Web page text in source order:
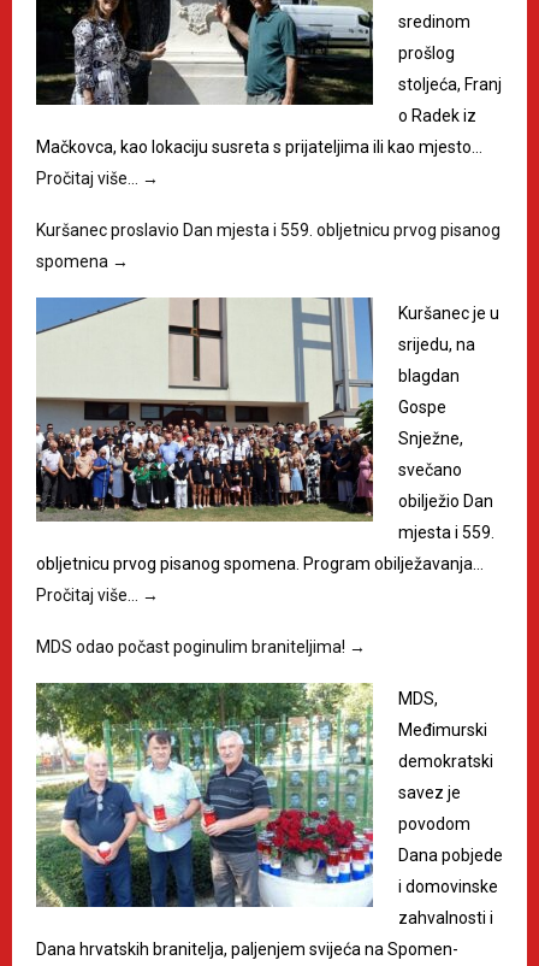
sredinom
prošlog
stoljeća, Franj
o Radek iz
Mačkovca, kao lokaciju susreta s prijateljima ili kao mjesto…
Pročitaj više…
→
Kuršanec proslavio Dan mjesta i 559. obljetnicu prvog pisanog
spomena →
Kuršanec je u
srijedu, na
blagdan
Gospe
Snježne,
svečano
obilježio Dan
mjesta i 559.
obljetnicu prvog pisanog spomena. Program obilježavanja…
Pročitaj više…
→
MDS odao počast poginulim braniteljima! →
MDS,
Međimurski
demokratski
savez je
povodom
Dana pobjede
i domovinske
zahvalnosti i
Dana hrvatskih branitelja, paljenjem svijeća na Spomen-